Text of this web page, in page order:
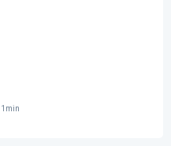
1 min